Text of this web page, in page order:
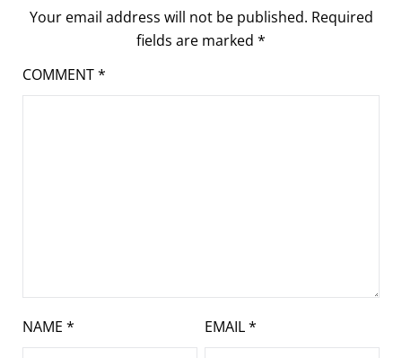
Your email address will not be published. Required
fields are marked *
COMMENT*
NAME * EMAIL*